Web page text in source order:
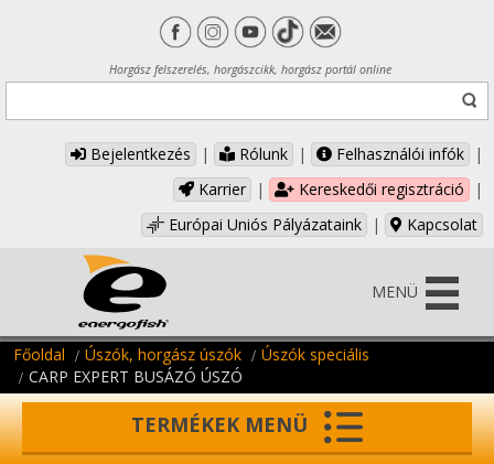
Horgász felszerelés, horgászcikk, horgász portál online
Bejelentkezés | Rólunk | Felhasználói infók
|
Karrier
| Kereskedői regisztráció
|
Európai Uniós Pályázataink
| Kapcsolat
MENÜ
Főoldal Úszók, horgász úszók
Úszók speciális
CARP EXPERT BUSÁZÓ ÚSZÓ
TERMÉKEK MENÜ